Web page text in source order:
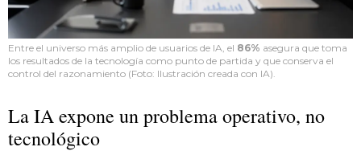
Entre el universo más amplio de usuarios de IA, el 86% asegura que toma
los resultados de la tecnología como punto de partida y que conserva el
control del razonamiento (Foto: Ilustración creada con IA).
La IA expone un problema operativo, no
tecnológico